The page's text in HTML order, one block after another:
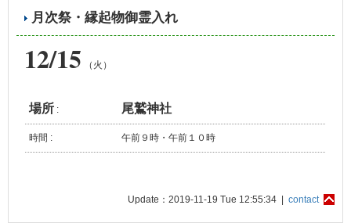
月次祭・縁起物御霊入れ
12/15 （火）
場所 : 尾鷲神社
時間 : 午前９時・午前１０時
Update：2019-11-19 Tue 12:55:34 | contact